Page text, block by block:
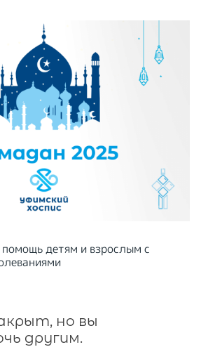
детям и взрослым с
но вы
другим.